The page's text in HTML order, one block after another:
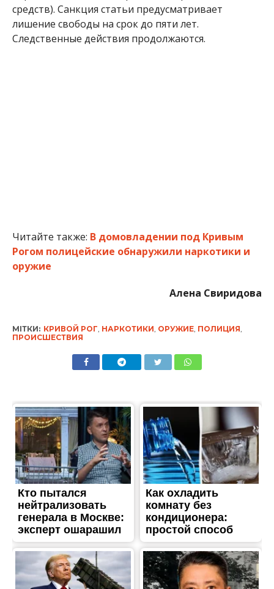
средств). Санкция статьи предусматривает
лишение свободы на срок до пяти лет.
Следственные действия продолжаются.
Читайте также: В домовладении под Кривым
Рогом полицейские обнаружили наркотики и
оружие
Алена Свиридова
МІТКИ: КРИВОЙ РОГ НАРКОТИКИ ОРУЖИЕ, ПОЛИЦИЯ
ПРОИСШЕСТВИЯ